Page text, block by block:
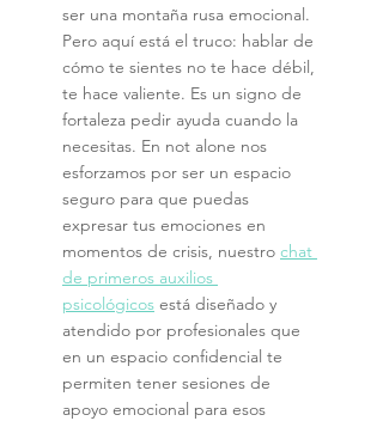
ser una montaña rusa emocional.
Pero aquí está el truco: hablar de
cómo te sientes no te hace débil,
te hace valiente. Es un signo de
fortaleza pedir ayuda cuando la
necesitas. En not alone nos
esforzamos por ser un espacio
seguro para que puedas
expresar tus emociones en
momentos de crisis, nuestro chat
de primeros auxilios
psicológicos está diseñado y
atendido por profesionales que
en un espacio confidencial te
permiten tener sesiones de
apoyo emocional para esos